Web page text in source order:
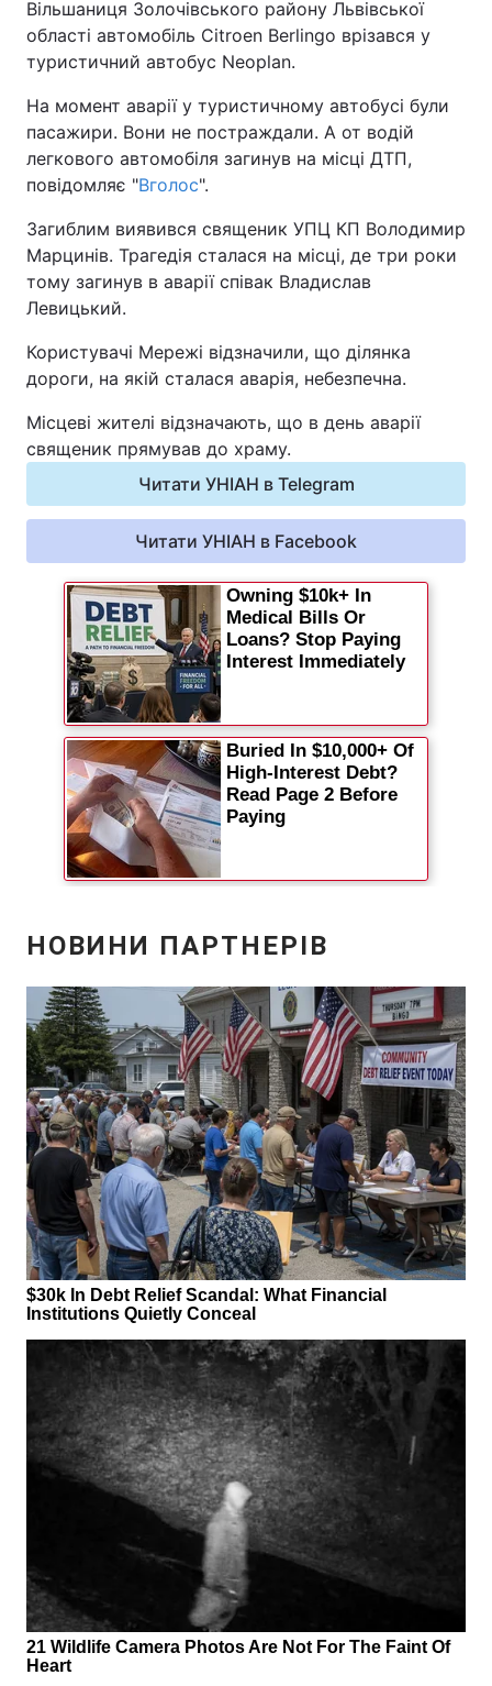
Київ Львів
Дніпро Харків
Одеса
Спорт Наука
Техно і зв'язок Лайт
Зброя Інциденти
Цікавинки Погода
Відео з Youtube Статті
Архів Вакансії
Контакти
ПОСЛУГИ
Реклама на сайті
Моніторинг Пресцентр
Вільшаниця Золочівського району Львівської
області автомобіль Citroen Berlingo врізався у
туристичний автобус Neoplan.
На момент аварії у туристичному автобусі були
пасажири. Вони не постраждали. А от водій
легкового автомобіля загинув на місці ДТП,
повідомляє "Вголос".
Загиблим виявився священик УПЦ КП Володимир
Марцинів. Трагедія сталася на місці, де три роки
тому загинув в аварії співак Владислав
Левицький.
Користувачі Мережі відзначили, що ділянка
дороги, на якій сталася аварія, небезпечна.
Місцеві жителі відзначають, що в день аварії
священик прямував до храму.
Читати УНІАН в Telegram
Читати УНІАН в Facebook